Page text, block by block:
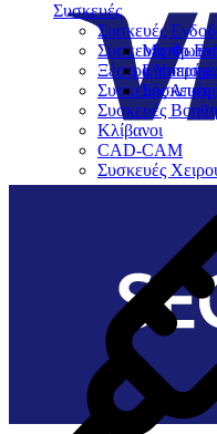
Συσκευές
Συσκευές
Μοτέρ
Συσκευές
Συσκευές
Ξέστρα
Συσκευές
Συσκευές
Κλίβανοι
CAD-CAM
Συσκευές